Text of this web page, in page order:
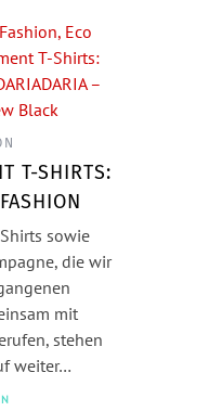
T-SHIRTS:
sowie
die wir
mit
stehen
weiter…